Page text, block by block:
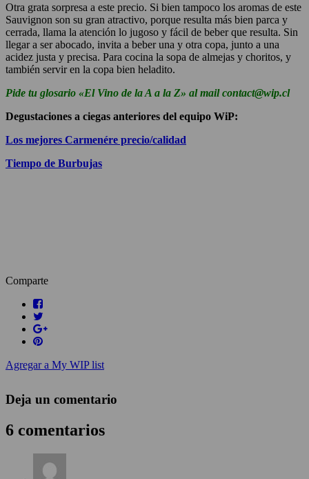
Otra grata sorpresa a este precio. Si bien tampoco los aromas de este
Sauvignon son su gran atractivo, porque resulta más bien parca y
cerrada, llama la atención lo jugoso y fácil de beber que resulta. Sin
llegar a ser abocado, invita a beber una y otra copa, junto a una
acidez justa y precisa. Para cocina la sopa de almejas y choritos, y
también servir en la copa bien heladito.
Pide tu glosario «El Vino de la A a la Z» al mail contact@wip.cl
Degustaciones a ciegas anteriores del equipo WiP:
Los mejores Carmenére precio/calidad
Tiempo de Burbujas
Comparte
Agregar a My WIP list
Deja un comentario
6 comentarios